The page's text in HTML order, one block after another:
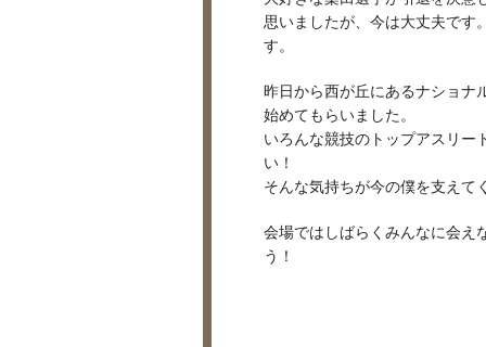
思いましたが、今は大丈夫です
す。
昨日から西が丘にあるナショナ
始めてもらいました。
いろんな競技のトップアスリー
い！
そんな気持ちが今の僕を支えて
会場ではしばらくみんなに会え
う！